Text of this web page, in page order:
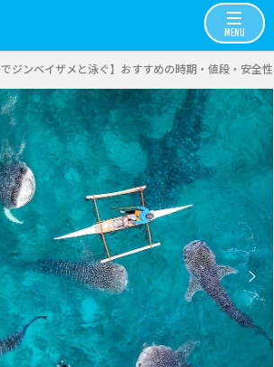
でジンベイザメと泳ぐ】おすすめの時期・値段・安全